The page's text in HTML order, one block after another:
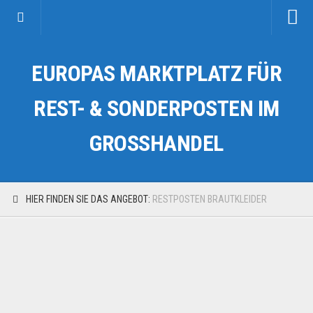
Kategorien
Auto & Motorrad
Fahrzeuge & Transport
EUROPAS MARKTPLATZ FÜR
REST- & SONDERPOSTEN IM
GROSSHANDEL
HIER FINDEN SIE DAS ANGEBOT: RESTPOSTEN BRAUTKLEIDER